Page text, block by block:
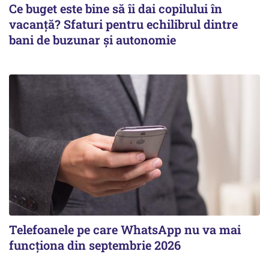
Ce buget este bine să îi dai copilului în
vacanță? Sfaturi pentru echilibrul dintre
bani de buzunar și autonomie
Telefoanele pe care WhatsApp nu va mai
funcționa din septembrie 2026